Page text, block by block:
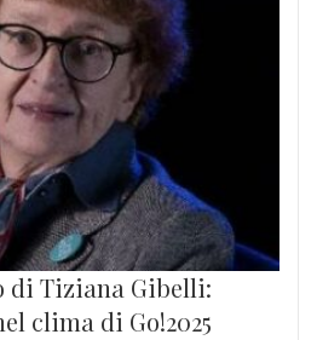
di Tiziana Gibelli:
clima di Go!2025